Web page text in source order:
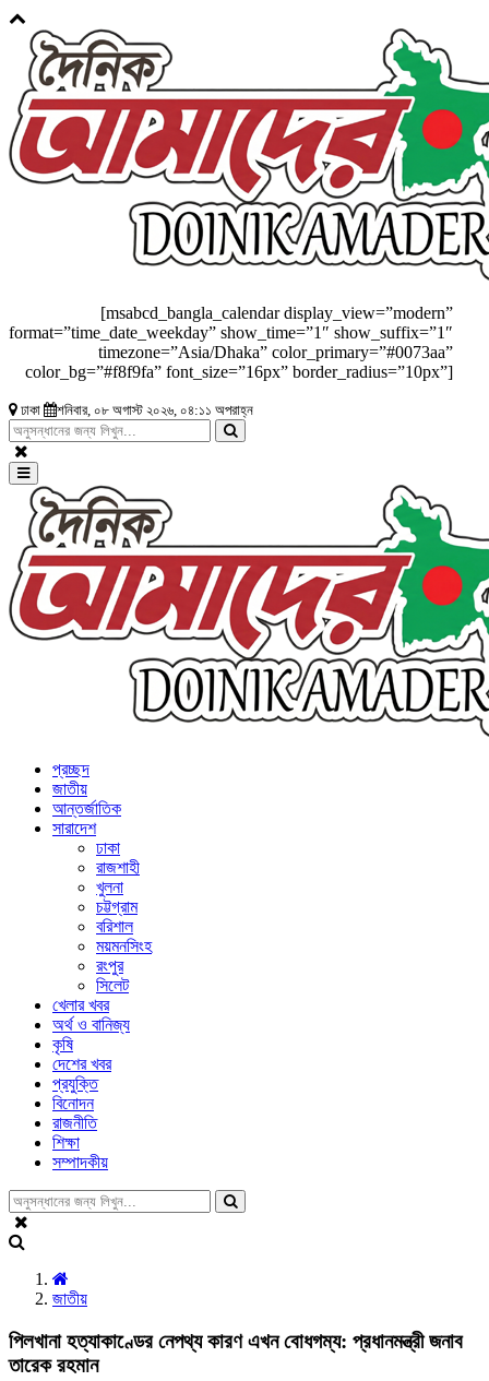
[msabcd_bangla_calendar display_view=”modern”
format=”time_date_weekday” show_time=”1″ show_suffix=”1″
timezone=”Asia/Dhaka” color_primary=”#0073aa”
color_bg=”#f8f9fa” font_size=”16px” border_radius=”10px”]
ঢাকা শনিবার, ০৮ অগাস্ট ২০২৬, ০৪:১১ অপরাহ্ন
প্রচ্ছদ
জাতীয়
আন্তর্জাতিক
সারাদেশ
ঢাকা
রাজশাহী
খুলনা
চট্টগ্রাম
বরিশাল
ময়মনসিংহ
রংপুর
সিলেট
খেলার খবর
অর্থ ও বানিজ্য
কৃষি
দেশের খবর
প্রযুক্তি
বিনোদন
রাজনীতি
শিক্ষা
সম্পাদকীয়
জাতীয়
পিলখানা হত্যাকাণ্ডের নেপথ্য কারণ এখন বোধগম্য: প্রধানমন্ত্রী জনাব
তারেক রহমান